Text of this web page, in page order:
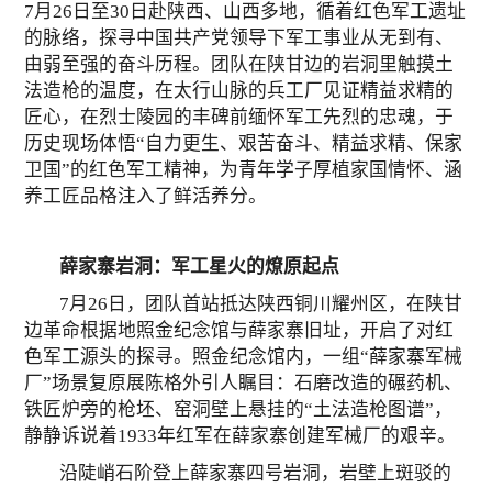
7月26日至30日赴陕西、山西多地，循着红色军工遗址
的脉络，探寻中国共产党领导下军工事业从无到有、
由弱至强的奋斗历程。团队在陕甘边的岩洞里触摸土
法造枪的温度，在太行山脉的兵工厂见证精益求精的
匠心，在烈士陵园的丰碑前缅怀军工先烈的忠魂，于
历史现场体悟“自力更生、艰苦奋斗、精益求精、保家
卫国”的红色军工精神，为青年学子厚植家国情怀、涵
养工匠品格注入了鲜活养分。
薛家寨岩洞：军工星火的燎原起点
7月26日，团队首站抵达陕西铜川耀州区，在陕甘
边革命根据地照金纪念馆与薛家寨旧址，开启了对红
色军工源头的探寻。照金纪念馆内，一组“薛家寨军械
厂”场景复原展陈格外引人瞩目：石磨改造的碾药机、
铁匠炉旁的枪坯、窑洞壁上悬挂的“土法造枪图谱”，
静静诉说着1933年红军在薛家寨创建军械厂的艰辛。
沿陡峭石阶登上薛家寨四号岩洞，岩壁上斑驳的